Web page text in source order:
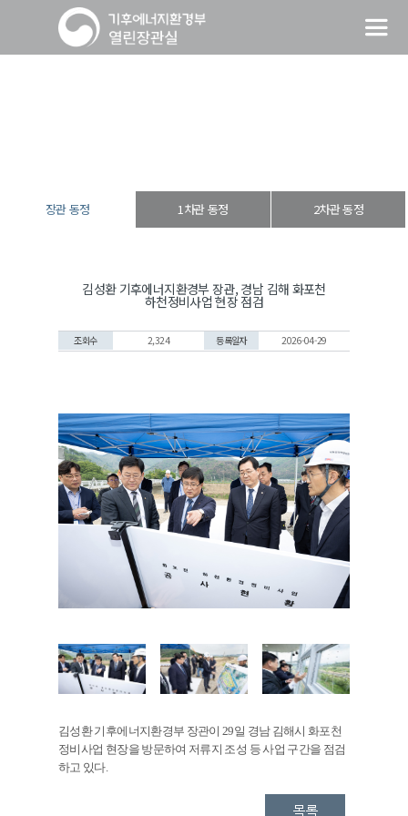
장관 동정 1차관 동정 2차관 동정
김성환 기후에너지환경부 장관, 경남 김해 화포천
하천정비사업 현장 점검
조회수 2,324 등록일자 2026-04-29
김성환 기후에너지환경부 장관이 29일 경남 김해시 화포천
정비사업 현장을 방문하여 저류지 조성 등 사업 구간을 점검
하고 있다.